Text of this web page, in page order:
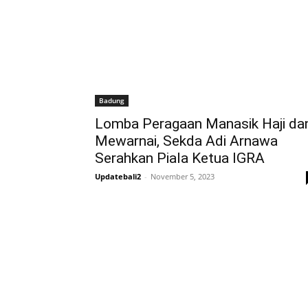
Badung
Lomba Peragaan Manasik Haji
Mewarnai, Sekda Adi Arnawa
Serahkan Piala Ketua IGRA
Updatebali2 - November 5, 2023